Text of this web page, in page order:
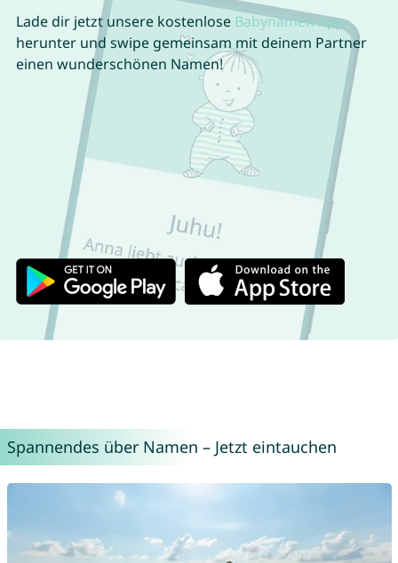
Lade dir jetzt unsere kostenlose Babynamen App
herunter und swipe gemeinsam mit deinem Partner
einen wunderschönen Namen!
Spannendes über Namen – Jetzt eintauchen